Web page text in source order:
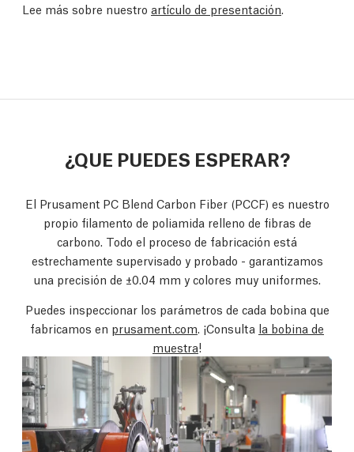
Lee más sobre nuestro artículo de presentación.
¿QUE PUEDES ESPERAR?
El Prusament PC Blend Carbon Fiber (PCCF) es nuestro
propio filamento de poliamida relleno de fibras de
carbono. Todo el proceso de fabricación está
estrechamente supervisado y probado - garantizamos
una precisión de ±0.04 mm y colores muy uniformes.
Puedes inspeccionar los parámetros de cada bobina que
fabricamos en prusament.com. ¡Consulta la bobina de
muestra!